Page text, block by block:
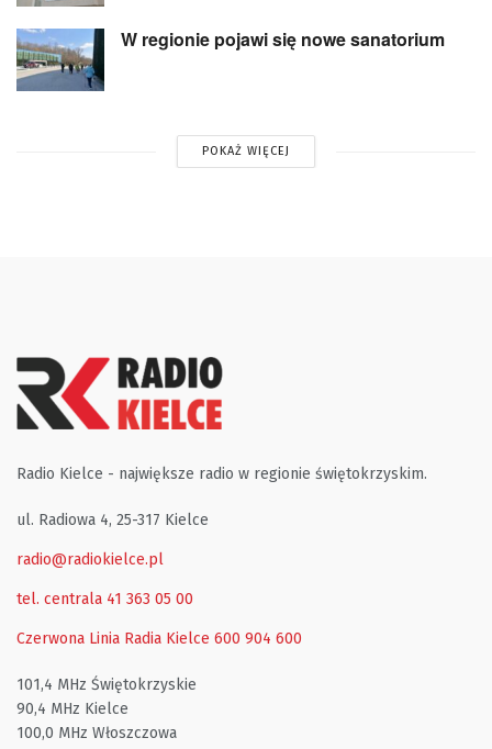
W regionie pojawi się nowe sanatorium
POKAŻ WIĘCEJ
Radio Kielce - największe radio w regionie świętokrzyskim.
ul. Radiowa 4, 25-317 Kielce
radio@radiokielce.pl
tel. centrala 41 363 05 00
Czerwona Linia Radia Kielce 600 904 600
101,4 MHz Świętokrzyskie
90,4 MHz Kielce
100,0 MHz Włoszczowa